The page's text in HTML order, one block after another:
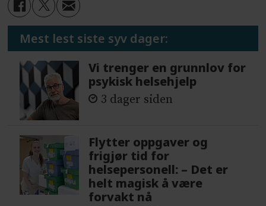
Mest lest siste syv dager:
Vi trenger en grunnlov for
psykisk helsehjelp
3 dager siden
Flytter oppgaver og
frigjør tid for
helsepersonell: – Det er
helt magisk å være
forvakt nå